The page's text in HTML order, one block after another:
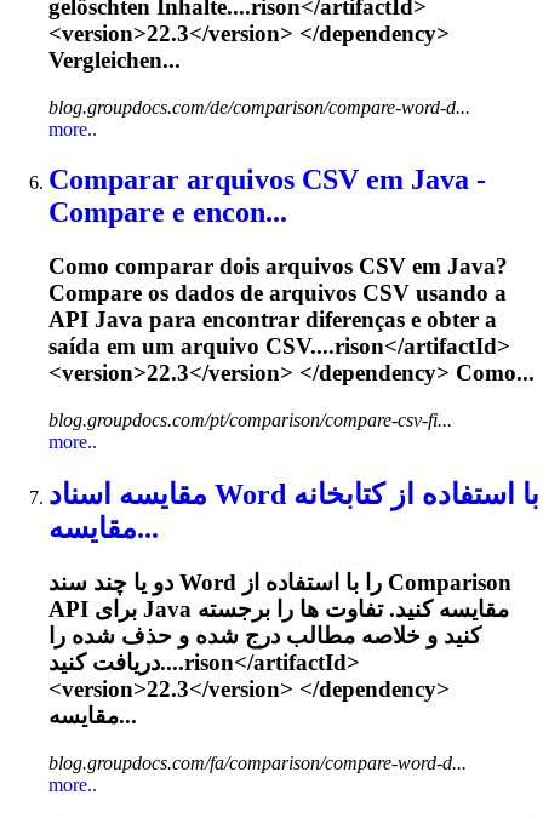
gelöschten Inhalte....rison</artifactId>
<version>22.3</version> </dependency>
Vergleichen...
blog.groupdocs.com/de/comparison/compare-word-d...
more..
Comparar arquivos CSV em Java -
Compare e encon...
Como comparar dois arquivos CSV em Java?
Compare os dados de arquivos CSV usando a
API Java para encontrar diferenças e obter a
saída em um arquivo CSV....rison</artifactId>
<version>22.3</version> </dependency> Como...
blog.groupdocs.com/pt/comparison/compare-csv-fi...
more..
مقایسه اسناد Word با استفاده از کتابخانه
مقایسه...
دو یا چند سند Word را با استفاده از Comparison
API برای Java مقایسه کنید. تفاوت ها را برجسته
کنید و خلاصه مطالب درج شده و حذف شده را
دریافت کنید....rison</artifactId>
<version>22.3</version> </dependency>
مقایسه...
blog.groupdocs.com/fa/comparison/compare-word-d...
more..